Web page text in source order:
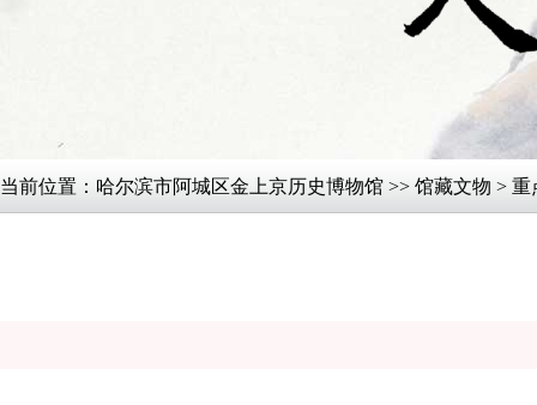
当前位置： 哈尔滨市阿城区金上京历史博物馆 >> 馆藏文物 > 重